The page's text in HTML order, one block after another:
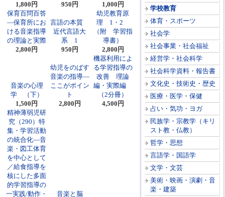
学校教育
体育・スポーツ
社会学
社会事業・社会福祉
経営学・社会科学
社会科学資料・報告書
文化史・技術史・歴史
医療・医学・保健
占い・気功・ヨガ
民族学・宗教学（キリ
スト教・仏教）
哲学・思想
言語学・国語学
文学・文芸
美術・映画・演劇・音
楽・建築
1,800円
950円
1,000円
保育百問百答
―保育所にお
ける音楽指導
の理論と実際
2,800円
言語の本質
近代言語大
系 1
950円
幼児教育原
理 1・2
（附 学習指
導書）
2,800円
音楽の心理
学 （下）
1,500円
幼児をのばす
音楽の指導―
ここがポイン
ト
2,800円
機器利用によ
る学習指導の
改善 理論
編・実際編
（2分冊）
4,500円
精神薄弱児研
究（290）特
集・学習活動
の統合化―音
楽・図工体育
を中心として
／給食指導を
核にした多面
的学習指導の
一実践/動作・
音楽と脳